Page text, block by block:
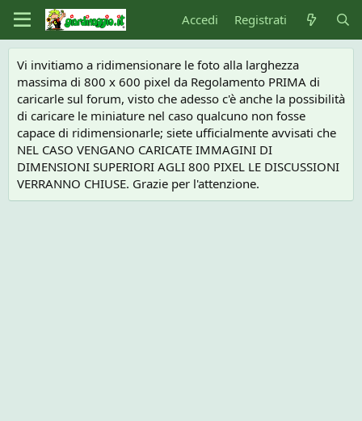
Accedi Registrati
Vi invitiamo a ridimensionare le foto alla larghezza
massima di 800 x 600 pixel da Regolamento PRIMA di
caricarle sul forum, visto che adesso c'è anche la possibilità
di caricare le miniature nel caso qualcuno non fosse
capace di ridimensionarle; siete ufficialmente avvisati che
NEL CASO VENGANO CARICATE IMMAGINI DI
DIMENSIONI SUPERIORI AGLI 800 PIXEL LE DISCUSSIONI
VERRANNO CHIUSE. Grazie per l'attenzione.